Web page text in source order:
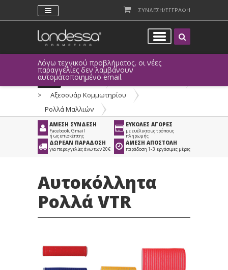
ΣΥΝΔΕΣΗ/ΕΓΓΡΑΦΗ
Λόγω τεχνικού προβλήματος, οι νέες
παραγγελίες δεν λαμβάνουν
αυτοματοποιημένο email.
Προϊόντα >
Είδη Κομμωτηρίου
>
Αξεσουάρ Κομμωτηρίου
>
Ρολλά Μαλλιών
ΑΜΕΣΗ ΣΥΝΔΕΣΗ
Facebook, Gmail
ή ως επισκέπτης
ΕΥΚΟΛΕΣ ΑΓΟΡΕΣ
με ευέλικτους τρόπους
πληρωμής
ΔΩΡΕΑΝ ΠΑΡΑΔΟΣΗ
για παραγγελίες άνω των 20€
ΑΜΕΣΗ ΑΠΟΣΤΟΛΗ
παράδοση 1-3 εργάσιμες μέρες
Αυτοκόλλητα
Ρολλά VTR